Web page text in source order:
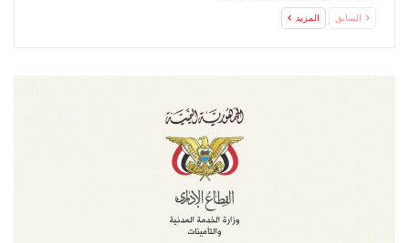
السابق المزيد